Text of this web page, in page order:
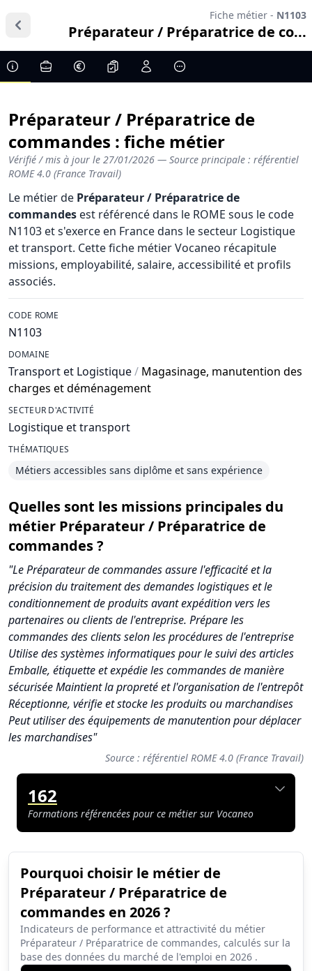
Fiche métier - N1103
Préparateur / Préparatrice de co...
Préparateur / Préparatrice de
commandes : fiche métier
Vérifié / mis à jour le 27/01/2026 — Source principale : référentiel
ROME 4.0 (France Travail)
Le métier de Préparateur / Préparatrice de
commandes est référencé dans le ROME sous le code
N1103 et s'exerce en France dans le secteur Logistique
et transport. Cette fiche métier Vocaneo récapitule
missions, employabilité, salaire, accessibilité et profils
associés.
CODE ROME
N1103
DOMAINE
Transport et Logistique/ Magasinage, manutention des
charges et déménagement
SECTEUR D'ACTIVITÉ
Logistique et transport
THÉMATIQUES
Métiers accessibles sans diplôme et sans expérience
Quelles sont les missions principales du
métier Préparateur / Préparatrice de
commandes ?
"Le Préparateur de commandes assure l'efficacité et la
précision du traitement des demandes logistiques et le
conditionnement de produits avant expédition vers les
partenaires ou clients de l'entreprise. Prépare les
commandes des clients selon les procédures de l'entreprise
Utilise des systèmes informatiques pour le suivi des articles
Emballe, étiquette et expédie les commandes de manière
sécurisée Maintient la propreté et l'organisation de l'entrepôt
Réceptionne, vérifie et stocke les produits ou marchandises
Peut utiliser des équipements de manutention pour déplacer
les marchandises"
Source : référentiel ROME 4.0 (France Travail)
162
Formations référencées pour ce métier sur Vocaneo
Pourquoi choisir le métier de
Préparateur / Préparatrice de
commandes en 2026 ?
Indicateurs de performance et attractivité du métier
Préparateur / Préparatrice de commandes, calculés sur la
base des données du marché de l'emploi en 2026 .
Synthèse des scores du métier Préparateur / Préparatrice de
Indicateur
Attractivité globale
1.7
Tension du marché
2.7